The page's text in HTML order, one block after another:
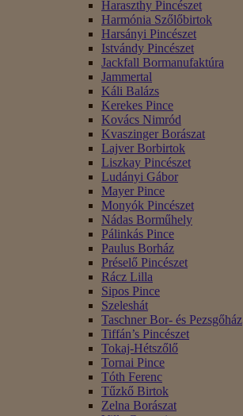
Haraszthy Pincészet
Harmónia Szőlőbirtok
Harsányi Pincészet
Istvándy Pincészet
Jackfall Bormanufaktúra
Jammertal
Káli Balázs
Kerekes Pince
Kovács Nimród
Kvaszinger Borászat
Lajver Borbirtok
Liszkay Pincészet
Ludányi Gábor
Mayer Pince
Monyók Pincészet
Nádas Borműhely
Pálinkás Pince
Paulus Borház
Préselő Pincészet
Rácz Lilla
Sipos Pince
Szeleshát
Taschner Bor- és Pezsgőház
Tiffán’s Pincészet
Tokaj-Hétszőlő
Tornai Pince
Tóth Ferenc
Tűzkő Birtok
Zelna Borászat